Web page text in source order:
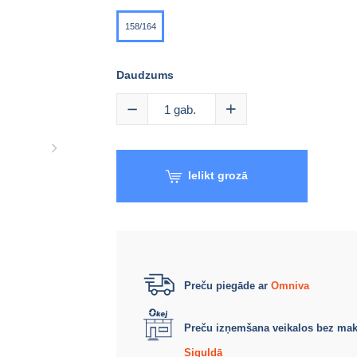
158/164
Daudzums
1 gab.
Ielikt grozā
Preču piegāde ar Omniva
Preču izņemšana veikalos bez
Siguldā